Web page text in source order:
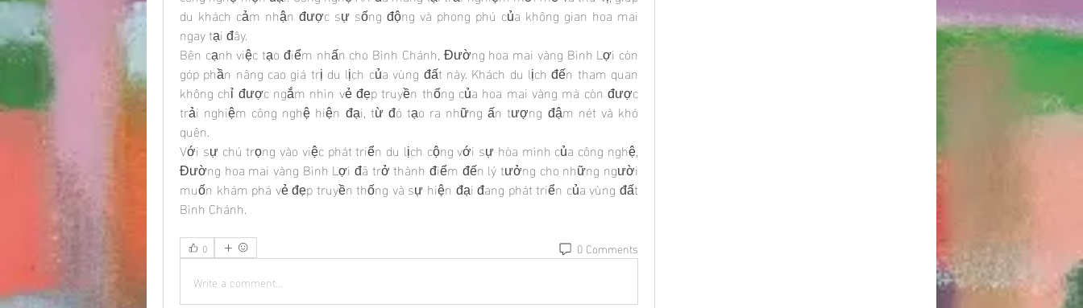
du khách cảm nhận được sự sống động và phong phú của không gian hoa mai
ngay tại đây.
Bên cạnh việc tạo điểm nhấn cho Bình Chánh, Đường hoa mai vàng Bình Lợi còn
góp phần nâng cao giá trị du lịch của vùng đất này. Khách du lịch đến tham quan
không chỉ được ngắm nhìn vẻ đẹp truyền thống của hoa mai vàng mà còn được
trải nghiệm công nghệ hiện đại, từ đó tạo ra những ấn tượng đậm nét và khó
quên.
Với sự chú trọng vào việc phát triển du lịch cộng với sự hòa mình của công nghệ,
Đường hoa mai vàng Bình Lợi đã trở thành điểm đến lý tưởng cho những người
muốn khám phá vẻ đẹp truyền thống và sự hiện đại đang phát triển của vùng đất
Bình Chánh.
0
0 Comments
Write a comment...